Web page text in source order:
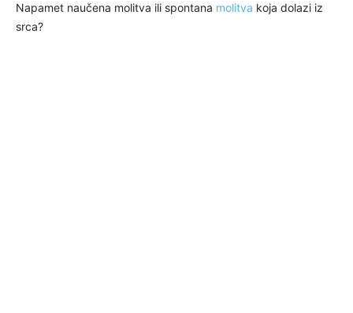
Napamet naučena molitva ili spontana molitva koja dolazi iz
srca?